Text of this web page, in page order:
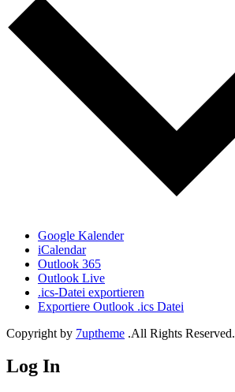
Google Kalender
iCalendar
Outlook 365
Outlook Live
.ics-Datei exportieren
Exportiere Outlook .ics Datei
Copyright by 7uptheme .All Rights Reserved.
Log In